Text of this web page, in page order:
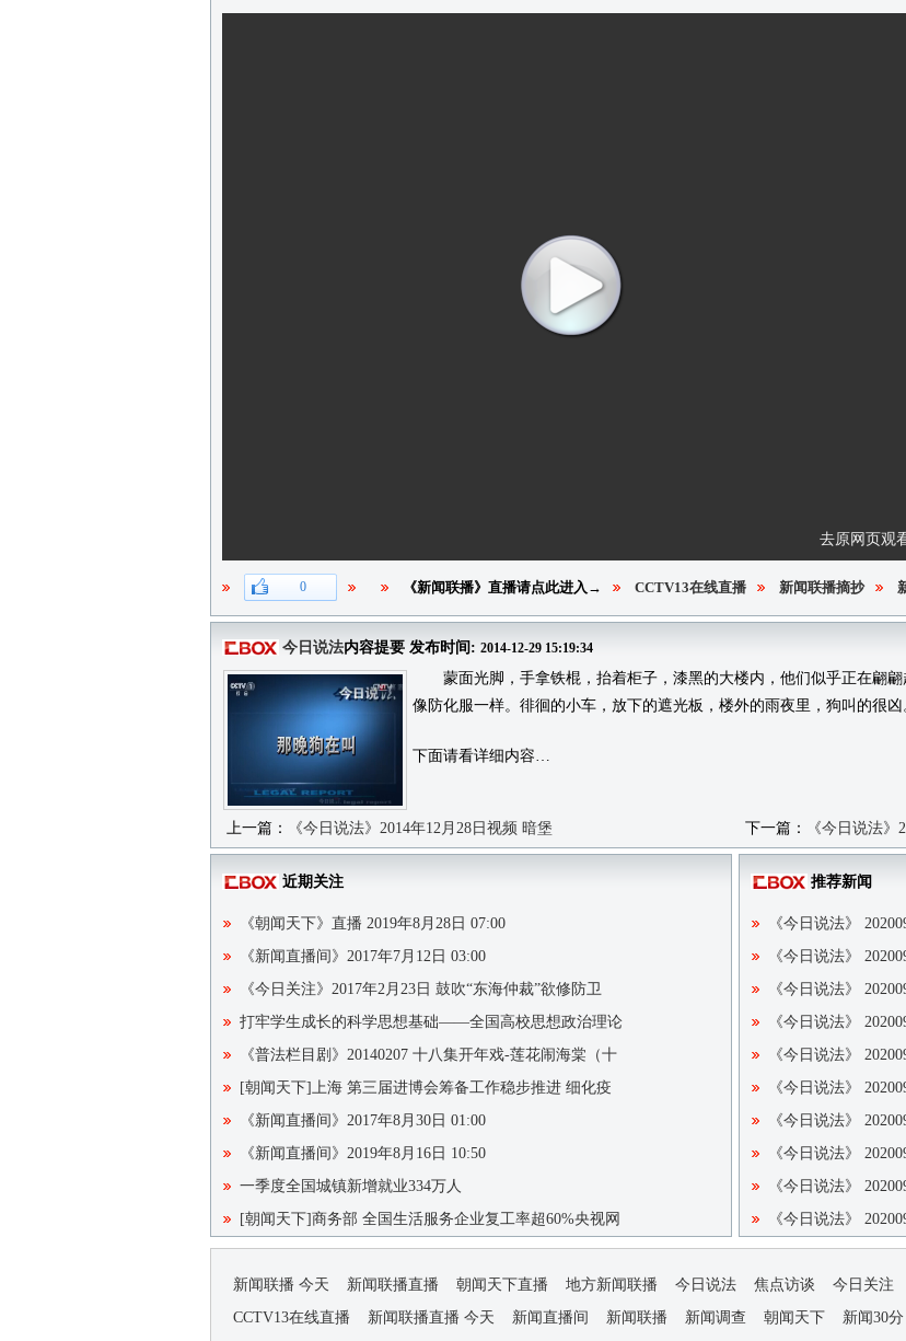
去原网页观
0 《新闻联播》直播请点此进入→ CCTV13在线直播 新闻联播摘抄
今日说法内容提要 发布时间: 2014-12-29 15:19:34
蒙面光脚，手拿铁棍，抬着柜子，漆黑的大楼内，他们似乎正在翩翩
像防化服一样。徘徊的小车，放下的遮光板，楼外的雨夜里，狗叫的很凶
下面请看详细内容…
上一篇： 《今日说法》2014年12月28日视频 暗堡 下一篇： 《今日说法》
推荐新闻
《今日说法》
《今日说法》
《今日说法》
《今日说法》
《今日说法》
《今日说法》
《今日说法》
《今日说法》
《今日说法》
《今日说法》
近期关注
《朝闻天下》直播 2019年8月28日 07:00
《新闻直播间》2017年7月12日 03:00
《今日关注》2017年2月23日 鼓吹“东海仲裁”欲修防卫
打牢学生成长的科学思想基础——全国高校思想政治理论
《普法栏目剧》20140207 十八集开年戏-莲花闹海棠（十
[朝闻天下]上海 第三届进博会筹备工作稳步推进 细化疫
《新闻直播间》2017年8月30日 01:00
《新闻直播间》2019年8月16日 10:50
一季度全国城镇新增就业334万人
[朝闻天下]商务部 全国生活服务企业复工率超60%央视网
新闻联播 今天 新闻联播直播 朝闻天下直播 地方新闻联播 今日说法 焦点访谈 今日关注
CCTV13在线直播
新闻联播直播 今天 新闻直播间 新闻联播 新闻调查 朝闻天下 新闻30分